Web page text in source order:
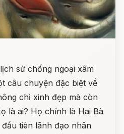
sử chống ngoại xâm
câu chuyện đặc biệt về
chỉ xinh đẹp mà còn
là ai? Họ chính là Hai Bà
tiên lãnh đạo nhân